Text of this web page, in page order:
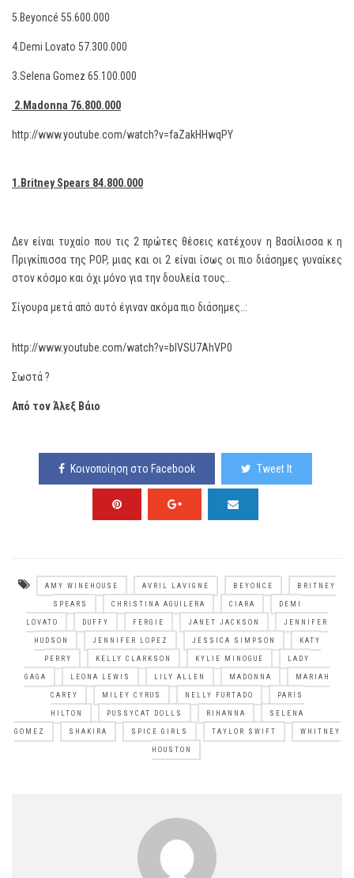
5.Beyoncé 55.600.000
4.Demi Lovato 57.300.000
3.Selena Gomez 65.100.000
2.Madonna 76.800.000
http://www.youtube.com/watch?v=faZakHHwqPY
1.Britney Spears 84.800.000
Δεν είναι τυχαίο που τις 2 πρώτες θέσεις κατέχουν η Βασίλισσα κ η
Πριγκίπισσα της POP, μιας και οι 2 είναι ίσως οι πιο διάσημες γυναίκες
στον κόσμο και όχι μόνο για την δουλεία τους..
Σίγουρα μετά από αυτό έγιναν ακόμα πιο διάσημες..:
http://www.youtube.com/watch?v=blVSU7AhVP0
Σωστά ?
Από τον Άλεξ Βάιο
Κοινοποίηση στο Facebook Tweet It
AMY WINEHOUSE AVRIL LAVIGNE BEYONCE BRITNEY
SPEARS CHRISTINA AGUILERA CIARA DEMI
LOVATO DUFFY FERGIE JANET JACKSON JENNIFER
HUDSON JENNIFER LOPEZ JESSICA SIMPSON KATY
PERRY KELLY CLARKSON KYLIE MINOGUE LADY
GAGA LEONA LEWIS LILY ALLEN MADONNA MARIAH
CAREY MILEY CYRUS NELLY FURTADO PARIS
HILTON PUSSYCAT DOLLS RIHANNA SELENA
GOMEZ SHAKIRA SPICE GIRLS TAYLOR SWIFT WHITNEY
HOUSTON